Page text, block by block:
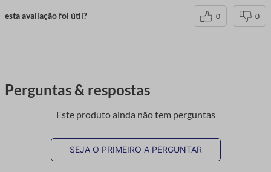
esta avaliação foi útil? 0 0
Perguntas & respostas
Este produto ainda não tem perguntas
SEJA O PRIMEIRO A PERGUNTAR